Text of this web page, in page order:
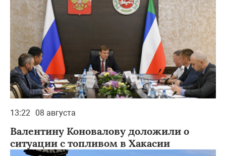
13:22 08 августа
Валентину Коновалову доложили о
ситуации с топливом в Хакасии